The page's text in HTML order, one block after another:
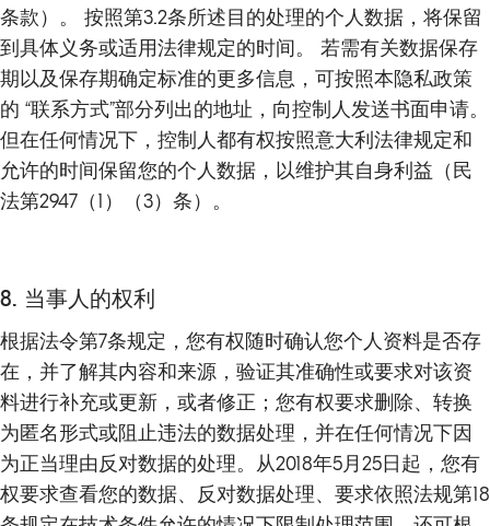
条款）。 按照第3.2条所述目的处理的个人数据，将保留
到具体义务或适用法律规定的时间。 若需有关数据保存
期以及保存期确定标准的更多信息，可按照本隐私政策
的 “联系方式”部分列出的地址，向控制人发送书面申请。
但在任何情况下，控制人都有权按照意大利法律规定和
允许的时间保留您的个人数据，以维护其自身利益（民
法第2947（1）（3）条）。
8. 当事人的权利
根据法令第7条规定，您有权随时确认您个人资料是否存
在，并了解其内容和来源，验证其准确性或要求对该资
料进行补充或更新，或者修正；您有权要求删除、转换
为匿名形式或阻止违法的数据处理，并在任何情况下因
为正当理由反对数据的处理。从2018年5月25日起，您有
权要求查看您的数据、反对数据处理、要求依照法规第18